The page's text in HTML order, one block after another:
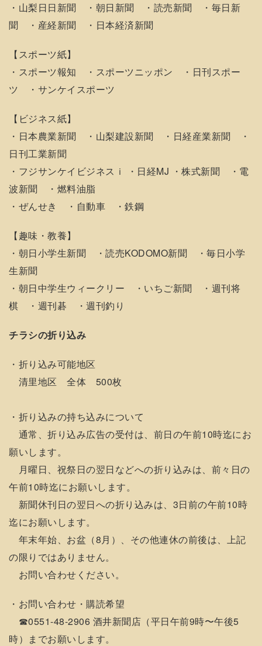
・山梨日日新聞 ・朝日新聞 ・読売新聞 ・毎日新
聞 ・産経新聞 ・日本経済新聞
【スポーツ紙】
・スポーツ報知 ・スポーツニッポン ・日刊スポー
ツ ・サンケイスポーツ
【ビジネス紙】
・日本農業新聞 ・山梨建設新聞 ・日経産業新聞 ・
日刊工業新聞
・フジサンケイビジネスｉ ・日経MJ ・株式新聞 ・電
波新聞 ・燃料油脂
・ぜんせき ・自動車 ・鉄鋼
【趣味・教養】
・朝日小学生新聞 ・読売KODOMO新聞 ・毎日小学
生新聞
・朝日中学生ウィークリー ・いちご新聞 ・週刊将
棋 ・週刊碁 ・週刊釣り
チラシの折り込み
・折り込み可能地区
清里地区 全体 500枚
・折り込みの持ち込みについて
通常、折り込み広告の受付は、前日の午前10時迄にお
願いします。
月曜日、祝祭日の翌日などへの折り込みは、前々日の
午前10時迄にお願いします。
新聞休刊日の翌日への折り込みは、3日前の午前10時
迄にお願いします。
年末年始、お盆（8月）、その他連休の前後は、上記
の限りではありません。
お問い合わせください。
・お問い合わせ・購読希望
☎︎0551-48-2906 酒井新聞店（平日午前9時〜午後5
時）までお願いします。